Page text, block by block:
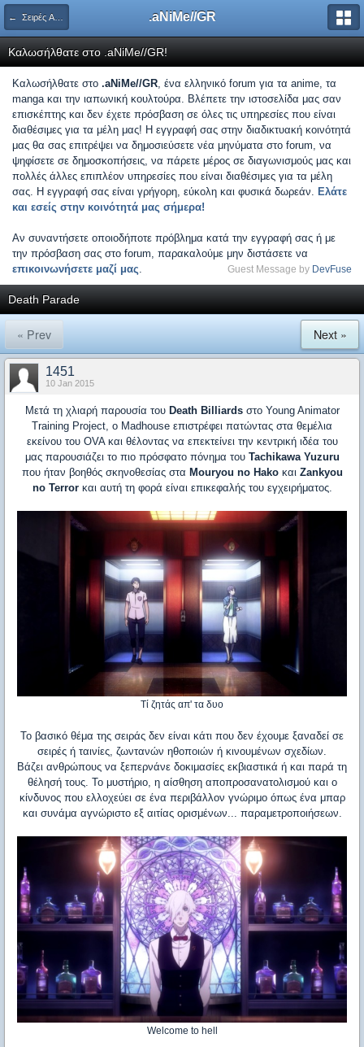
← Σειρές Anime .aNiMe//GR
Καλωσήλθατε στο .aNiMe//GR!
Καλωσήλθατε στο .aNiMe//GR, ένα ελληνικό forum για τα anime, τα
manga και την ιαπωνική κουλτούρα. Βλέπετε την ιστοσελίδα μας σαν
επισκέπτης και δεν έχετε πρόσβαση σε όλες τις υπηρεσίες που είναι
διαθέσιμες για τα μέλη μας! Η εγγραφή σας στην διαδικτυακή κοινότητά
μας θα σας επιτρέψει να δημοσιεύσετε νέα μηνύματα στο forum, να
ψηφίσετε σε δημοσκοπήσεις, να πάρετε μέρος σε διαγωνισμούς μας και
πολλές άλλες επιπλέον υπηρεσίες που είναι διαθέσιμες για τα μέλη
σας. Η εγγραφή σας είναι γρήγορη, εύκολη και φυσικά δωρεάν. Ελάτε
και εσείς στην κοινότητά μας σήμερα!
Αν συναντήσετε οποιοδήποτε πρόβλημα κατά την εγγραφή σας ή με
την πρόσβαση σας στο forum, παρακαλούμε μην διστάσετε να
επικοινωνήσετε μαζί μας. Guest Message by DevFuse
Death Parade
« Prev Next »
1451
10 Jan 2015
Μετά τη χλιαρή παρουσία του Death Billiardsστο Young Animator
Training Project, ο Madhouse επιστρέφει πατώντας στα θεμέλια
εκείνου του OVA και θέλοντας να επεκτείνει την κεντρική ιδέα του
μας παρουσιάζει το πιο πρόσφατο πόνημα του Tachikawa Yuzuru
που ήταν βοηθός σκηνοθεσίας στα Mouryou no Hakoκαι Zankyou
no Terror και αυτή τη φορά είναι επικεφαλής του εγχειρήματος.
Τί ζητάς απ' τα δυο
Το βασικό θέμα της σειράς δεν είναι κάτι που δεν έχουμε ξαναδεί σε
σειρές ή ταινίες, ζωντανών ηθοποιών ή κινουμένων σχεδίων.
Βάζει ανθρώπους να ξεπερνάνε δοκιμασίες εκβιαστικά ή και παρά τη
θέλησή τους. Το μυστήριο, η αίσθηση αποπροσανατολισμού και ο
κίνδυνος που ελλοχεύει σε ένα περιβάλλον γνώριμο όπως ένα μπαρ
και συνάμα αγνώριστο εξ αιτίας ορισμένων... παραμετροποιήσεων.
Welcome to hell